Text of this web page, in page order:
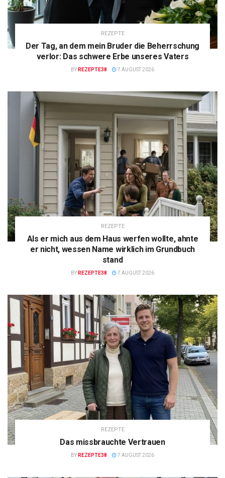
REZEPTE
Der Tag, an dem mein Bruder die Beherrschung
verlor: Das schwere Erbe unseres Vaters
BY REZEPTE38 7 AUGUST 2026
REZEPTE
Als er mich aus dem Haus werfen wollte, ahnte
er nicht, wessen Name wirklich im Grundbuch
stand
BY REZEPTE38 7 AUGUST 2026
REZEPTE
Das missbrauchte Vertrauen
BY REZEPTE38 7 AUGUST 2026